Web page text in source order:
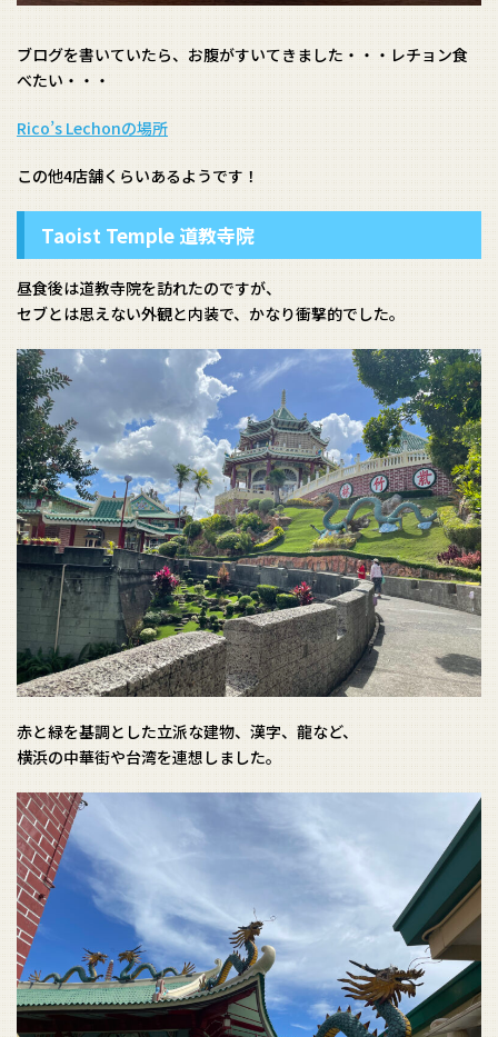
ブログを書いていたら、お腹がすいてきました・・・レチョン食
べたい・・・
Rico’s Lechonの場所
この他4店舗くらいあるようです！
Taoist Temple 道教寺院
昼食後は道教寺院を訪れたのですが、
セブとは思えない外観と内装で、かなり衝撃的でした。
赤と緑を基調とした立派な建物、漢字、龍など、
横浜の中華街や台湾を連想しました。